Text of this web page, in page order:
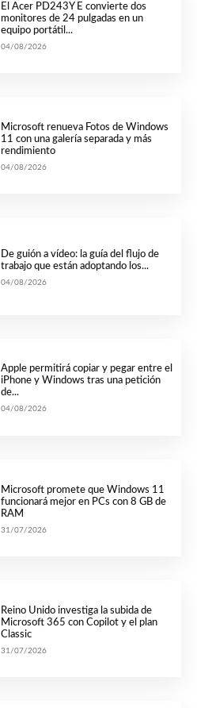
El Acer PD243Y E convierte dos
monitores de 24 pulgadas en un
equipo portátil...
04/08/2026
Microsoft renueva Fotos de Windows
11 con una galería separada y más
rendimiento
04/08/2026
De guión a vídeo: la guía del flujo de
trabajo que están adoptando los...
04/08/2026
Apple permitirá copiar y pegar entre el
iPhone y Windows tras una petición
de...
04/08/2026
Microsoft promete que Windows 11
funcionará mejor en PCs con 8 GB de
RAM
31/07/2026
Reino Unido investiga la subida de
Microsoft 365 con Copilot y el plan
Classic
31/07/2026